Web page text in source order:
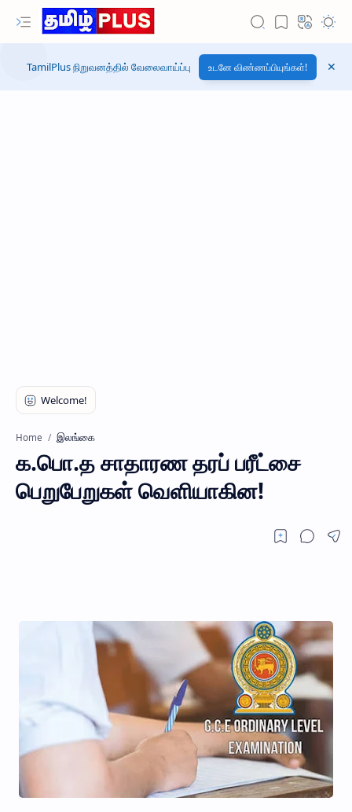
TamilPlus நிறுவனத்தில் வேலைவாய்ப்பு உடனே விண்ணப்பியுங்கள்!
Home இலங்கை
க.பொ.த சாதாரண தரப் பரீட்சை
பெறுபேறுகள் வெளியாகின!